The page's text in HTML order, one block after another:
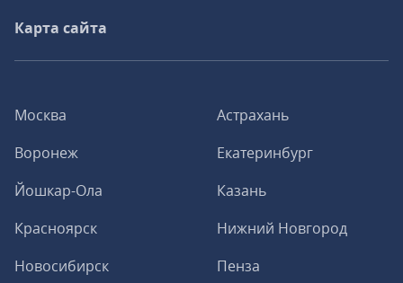
Москва
Астрахань
Воронеж
Екатеринбург
Йошкар-Ола
Казань
Красноярск
Нижний Новгород
Новосибирск
Пенза
Карта сайта